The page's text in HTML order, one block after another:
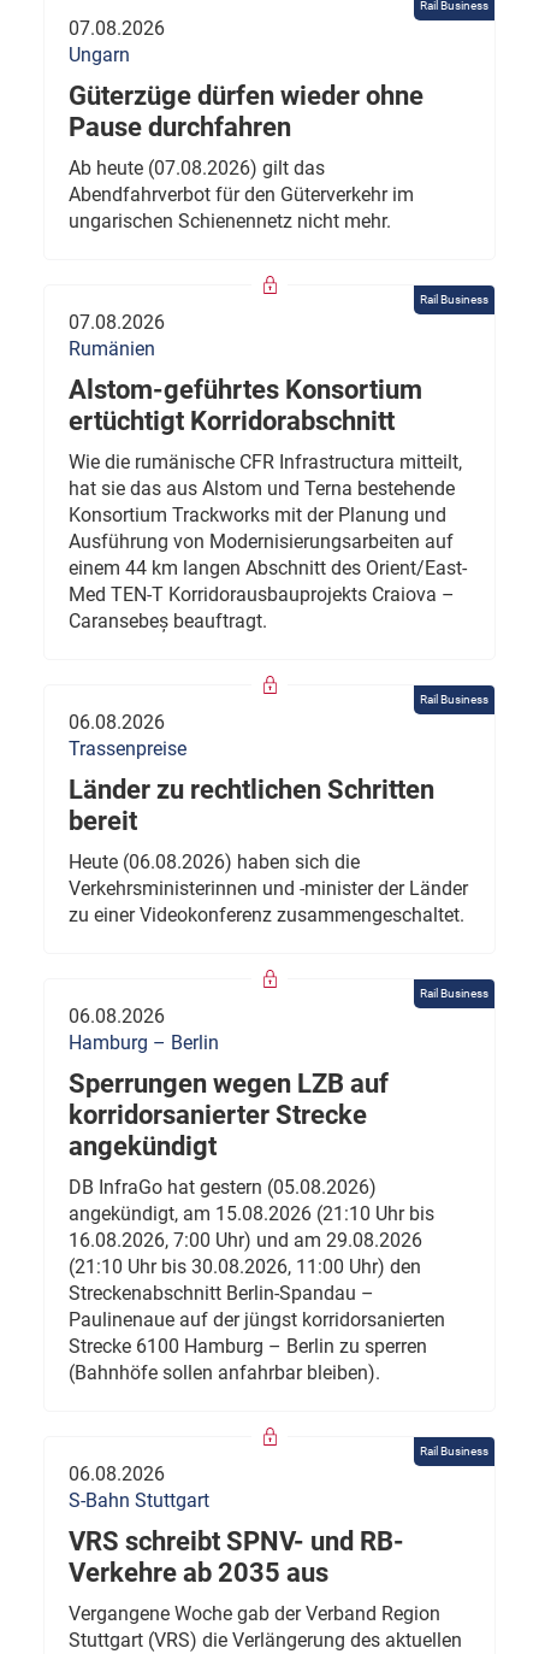
Rail Business
07.08.2026
Ungarn
Güterzüge dürfen wieder ohne
Pause durchfahren
Ab heute (07.08.2026) gilt das
Abendfahrverbot für den Güterverkehr im
ungarischen Schienennetz nicht mehr.
Rail Business
07.08.2026
Rumänien
Alstom-geführtes Konsortium
ertüchtigt Korridorabschnitt
Wie die rumänische CFR Infrastructura mitteilt,
hat sie das aus Alstom und Terna bestehende
Konsortium Trackworks mit der Planung und
Ausführung von Modernisierungsarbeiten auf
einem 44 km langen Abschnitt des Orient/East-
Med TEN-T Korridorausbauprojekts Craiova –
Caransebeș beauftragt.
Rail Business
06.08.2026
Trassenpreise
Länder zu rechtlichen Schritten
bereit
Heute (06.08.2026) haben sich die
Verkehrsministerinnen und -minister der Länder
zu einer Videokonferenz zusammengeschaltet.
Rail Business
06.08.2026
Hamburg – Berlin
Sperrungen wegen LZB auf
korridorsanierter Strecke
angekündigt
DB InfraGo hat gestern (05.08.2026)
angekündigt, am 15.08.2026 (21:10 Uhr bis
16.08.2026, 7:00 Uhr) und am 29.08.2026
(21:10 Uhr bis 30.08.2026, 11:00 Uhr) den
Streckenabschnitt Berlin-Spandau –
Paulinenaue auf der jüngst korridorsanierten
Strecke 6100 Hamburg – Berlin zu sperren
(Bahnhöfe sollen anfahrbar bleiben).
Rail Business
06.08.2026
S-Bahn Stuttgart
VRS schreibt SPNV- und RB-
Verkehre ab 2035 aus
Vergangene Woche gab der Verband Region
Stuttgart (VRS) die Verlängerung des aktuellen